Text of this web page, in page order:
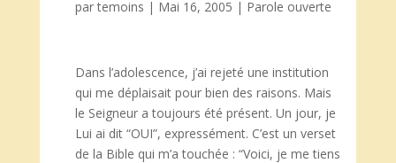
partemoins | Mai 16, 2005 | Parole ouverte
Dans l’adolescence, j’ai rejeté une institution
qui me déplaisait pour bien des raisons. Mais
le Seigneur a toujours été présent. Un jour, je
Lui ai dit “OUI”, expressément. C’est un verset
de la Bible qui m’a touchée : “Voici, je me tiens